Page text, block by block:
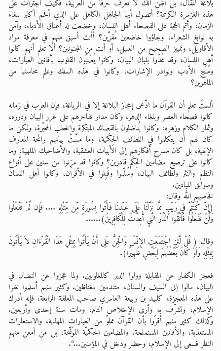
بلاغة المقال، بل أظن أنك لا تعرف حرفا من العربية، فكيف اجترأت على
هذه الغزمرة الكريمة؟ أتصول أيها الجاهل الكاهل على الذي أفحم أكابر بلغاء
الزمان، وأتم الحجة على الفصحاء أهل اللسان، وخضعت له أعناق الأدباء، وآمن
به نوابغ الشعراء، وجاؤوا خاضعين مُقرّين؟ أأنت أسبق منهم في معرفة مواد
الأقاويل، وتمييز الصحيح من العليل، أو أنت من المجنونين؟ ألا تعلم أنهم كانوا
أهل اللسان، وقد غُذّوا بلبان البيان، وكانوا يُصْبُون القلوب بأفانين العبارات،
ومُلَحِ الأدب ونوادر الإشارات، وكانوا في هذه السلك وعلم محاسنها من
الماهرين؟
ألستَ تعلم أن القرآن ما ادّعى إعجاز البلاغة إلا في الرياغة، فإن العرب في زمانه
كانوا فصحاء العصر وبلغاء الدهر، وكان مدار تفاخرهم على غرر البيان ودرره،
وثمار الكلام وزهره، وكانوا يُناضلون بالقصائد المبتكرة والخطب المحبّرة، ولكن ما
كان لهم أن يتكلموا في اللطائف الحِكَمية، وما مسَّتْ بيانهم رائحة المعارف
الإلهية، بل كان مسرح أفكارهم إلى الأبيات العشقية، والأضاحيك الملهية، وما
كانوا على ترصيع مضامين الحِكَم قادرين؟ وكانوا قد مرَِنوا من سنين على أنواع
النظم والنثر ولطائف البيان، وسُلّموا وقُبِلوا في الأقران، وكانوا أهل اللسان
وسوابق الميادين.
فخاطبهم الله وقال:
(إِنْ كُنْتُمْ فيِ رَيْبٍ مِمَّا نَزَّلْنَا عَلَى عَبْدِنَا فَأْتُوا بِسُورَةٍ مِّن مِّثْلِهِ .... فَإِن لَّمْ تَفْعَلُوا
وَلَنْ تَفْعَلُوا فَاتَّقُوا النَّارَ الَّتيِ أُعِدَّتْ لِلْكَافِرِينَ)......
وقال: ( قُلْ لَّئِنِ اجْتَمَعَتِ الإِنْسُ وَالْجِنُّ عَلِى أَنْ يَأْتُوا بِمِثْلِ هَذَا الْقُرْءَانِ لاَ يَأْتُونَ
بِمِثْلِهِ وَلَوْ كَانَ بَعْضُهُمْ لِبَعْضٍ ظَهِيرًا).
فعجز الكفار عن المقابلة وولوا الدبر كالمغلوبين. ولما عجزوا عن النضال في
البيان، مالوا إلى السيف والسنان، متندمين مغتاظين. وكثير منهم أسلموا نظرا
على هذه المعجزة، كلبيد بن ربيعة العامري صاحب المعلقة الرابعة، فإنه أدرك
الإسلام، وتشرّف به وأرى الإخلاص التام، ومات سنة إحدى وأربعين.
وكذلك كثير منهم أقرّوا بأن القرآن مملوّ من العبارات المهذبة، والاستعارات
المستعذبة، والأفانين المستملحة، والمضامين الحكميّة الموَشّحة، بل من أمعن منهم
النظر فسعى إلى الإسلام، وحضر ودخل في المؤمنين...“.